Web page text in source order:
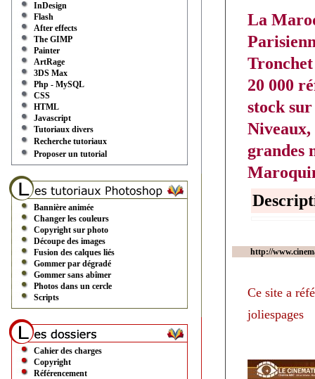
InDesign
Flash
After effects
The GIMP
Painter
ArtRage
3DS Max
Php - MySQL
CSS
HTML
Javascript
Tutoriaux divers
Recherche tutoriaux
Proposer un tutorial
Bannière animée
Changer les couleurs
Copyright sur photo
Découpe des images
Fusion des calques liés
Gommer par dégradé
Gommer sans abîmer
Photos dans un cercle
Scripts
Cahier des charges
Copyright
Référencement
La
20 000
stock sur
Niveaux,
grandes
http://
Ce site a
joliespages